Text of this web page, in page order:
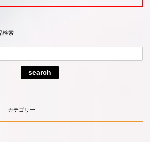
検索
search
カテゴリー